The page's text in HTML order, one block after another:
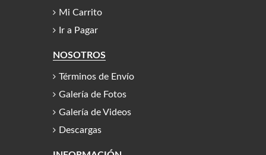
Mi Carrito
Ir a Pagar
NOSOTROS
Términos de Envío
Galería de Fotos
Galería de Videos
Descargas